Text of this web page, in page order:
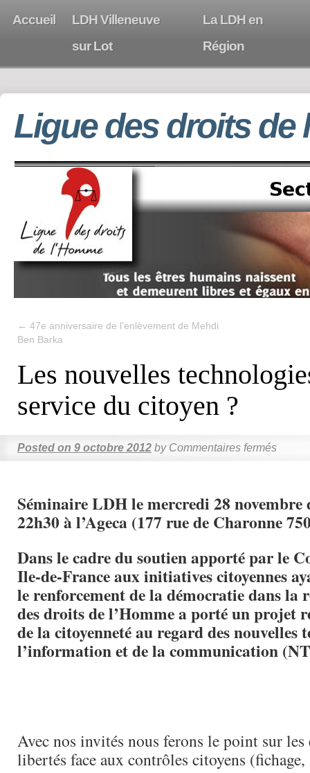
Accueil
LDH Villeneuve
sur Lot
La LDH en
Région
Ligue des droits de
← 47e anniversaire de l’enlèvement de Mehdi
Ben Barka
Les nouvelles
service du citoyen ?
Posted on 9 octobre 2012 by Commentaires fermés
Séminaire LDH le mercredi 28 novembre
22h30 à l’Ageca (177 rue de Charonne
Dans le cadre du soutien apporté par le
Ile-de-France aux initiatives citoyennes
le renforcement de la démocratie dans la
des droits de l’Homme a porté un projet
de la citoyenneté au regard des nouvelles
l’information et de la communication
Avec nos invités nous ferons le point sur
libertés face aux contrôles citoyens (fichage,